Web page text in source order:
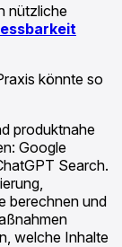
nützliche
könnte so
produktnahe
Google
Search.
berechnen und
welche Inhalte